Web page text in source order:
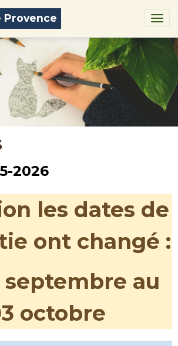
Provence
2026
les dates de
ont changé :
septembre au
octobre